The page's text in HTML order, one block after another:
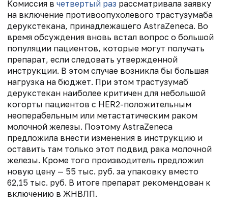
Комиссия в четвертый раз рассматривала заявку
на включение противоопухолевого трастузумаба
дерукстекана, принадлежащего AstraZeneca. Во
время обсуждения вновь встал вопрос о большой
популяции пациентов, которые могут получать
препарат, если следовать утвержденной
инструкции. В этом случае возникла бы большая
нагрузка на бюджет. При этом трастузумаб
дерукстекан наиболее критичен для небольшой
когорты пациентов с HER2-положительным
неоперабельным или метастатическим раком
молочной железы. Поэтому AstraZeneca
предложила внести изменения в инструкцию и
оставить там только этот подвид рака молочной
железы. Кроме того производитель предложил
новую цену — 55 тыс. руб. за упаковку вместо
62,15 тыс. руб. В итоге препарат рекомендован к
включению в ЖНВЛП.